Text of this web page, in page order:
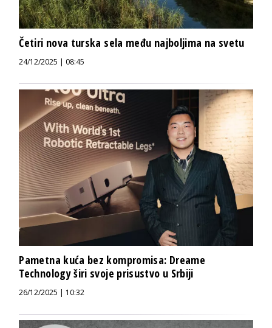
Četiri nova turska sela među najboljima na svetu
24/12/2025 | 08:45
Pametna kuća bez kompromisa: Dreame
Technology širi svoje prisustvo u Srbiji
26/12/2025 | 10:32